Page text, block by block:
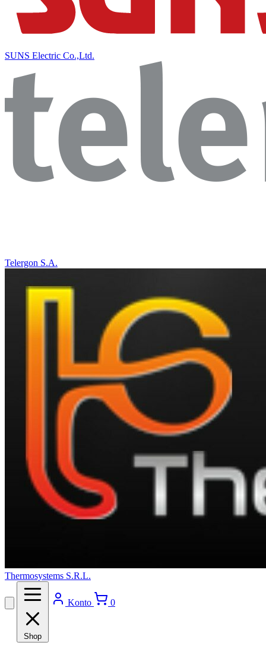
SUNS Electric Co.,Ltd.
Telergon S.A.
Thermosystems S.R.L.
Shop
Konto 0